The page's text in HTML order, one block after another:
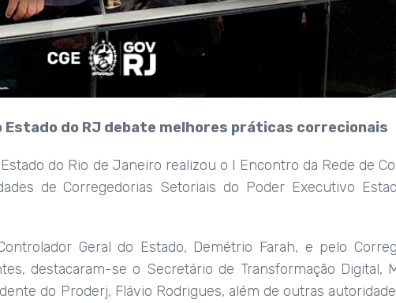
Estado do RJ debate melhores práticas correcionais
do Rio de Janeiro realizou o I Encontro da Rede de
de Corregedorias Setoriais do Poder Executivo
Geral do Estado, Demétrio Farah, e pelo
destacaram-se o Secretário de Transformação Digital,
do Proderj, Flávio Rodrigues, além de outras